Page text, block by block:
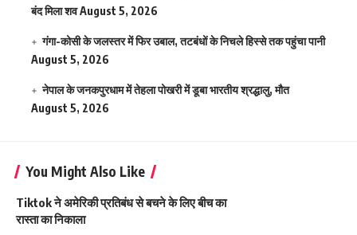
बंद मिला शवAugust 5, 2026
गंगा-कोसी के जलस्तर में फिर उबाल, तटबंधों के निचले हिस्से तक पहुंचा पानी
August 5, 2026
नेपाल के जनकपुरधाम में तेहला पोखरी में डूबा भारतीय श्रद्धालु, मौत
August 5, 2026
You Might Also Like
Tiktok ने अमेरिकी प्रतिबंध से बचने के लिए बीच का
रास्ता का निकाला